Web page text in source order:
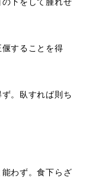
することを得
。臥すれば則ち
わず。食下らざ